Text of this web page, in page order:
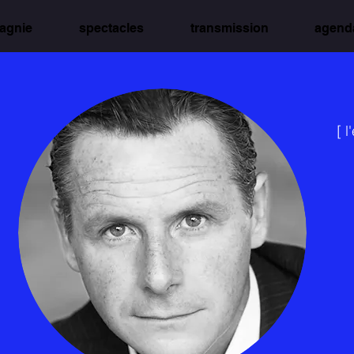
spectacles transmission
[